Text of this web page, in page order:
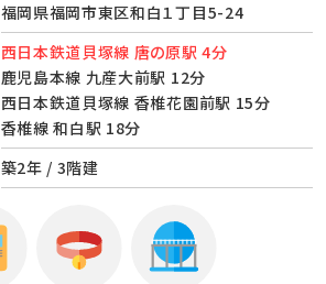
福岡県福岡市東区和白１丁目5-24
西日本鉄道貝塚線 唐の原駅 4分
鹿児島本線 九産大前駅 12分
西日本鉄道貝塚線 香椎花園前駅 15分
香椎線 和白駅 18分
築2年 / 3階建